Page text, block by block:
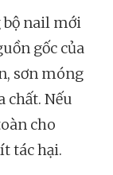
nail mới
gốc của
sơn móng
chất. Nếu
cho
tác hại.